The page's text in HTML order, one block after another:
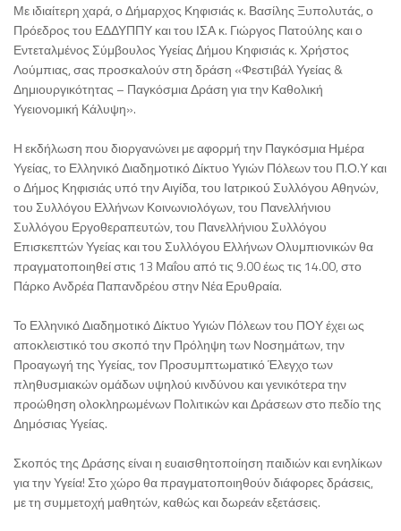
Με ιδιαίτερη χαρά, ο Δήμαρχος Κηφισιάς κ. Βασίλης Ξυπολυτάς, ο
Πρόεδρος του ΕΔΔΥΠΠΥ και του ΙΣΑ κ. Γιώργος Πατούλης και ο
Εντεταλμένος Σύμβουλος Υγείας Δήμου Κηφισιάς κ. Χρήστος
Λούμπιας, σας προσκαλούν στη δράση «Φεστιβάλ Υγείας &
Δημιουργικότητας – Παγκόσμια Δράση για την Καθολική
Υγειονομική Κάλυψη».
Η εκδήλωση που διοργανώνει με αφορμή την Παγκόσμια Ημέρα
Υγείας, το Ελληνικό Διαδημοτικό Δίκτυο Υγιών Πόλεων του Π.Ο.Υ και
ο Δήμος Κηφισιάς υπό την Αιγίδα, του Ιατρικού Συλλόγου Αθηνών,
του Συλλόγου Ελλήνων Κοινωνιολόγων, του Πανελλήνιου
Συλλόγου Εργοθεραπευτών, του Πανελλήνιου Συλλόγου
Επισκεπτών Υγείας και του Συλλόγου Ελλήνων Ολυμπιονικών θα
πραγματοποιηθεί στις 13 Μαΐου από τις 9.00 έως τις 14.00, στο
Πάρκο Ανδρέα Παπανδρέου στην Νέα Ερυθραία.
Το Ελληνικό Διαδημοτικό Δίκτυο Υγιών Πόλεων του ΠΟΥ έχει ως
αποκλειστικό του σκοπό την Πρόληψη των Νοσημάτων, την
Προαγωγή της Υγείας, τον Προσυμπτωματικό Έλεγχο των
πληθυσμιακών ομάδων υψηλού κινδύνου και γενικότερα την
προώθηση ολοκληρωμένων Πολιτικών και Δράσεων στο πεδίο της
Δημόσιας Υγείας.
Σκοπός της Δράσης είναι η ευαισθητοποίηση παιδιών και ενηλίκων
για την Υγεία! Στο χώρο θα πραγματοποιηθούν διάφορες δράσεις,
με τη συμμετοχή μαθητών, καθώς και δωρεάν εξετάσεις.